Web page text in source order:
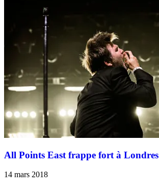
All Points East frappe fort à Londres
14 mars 2018